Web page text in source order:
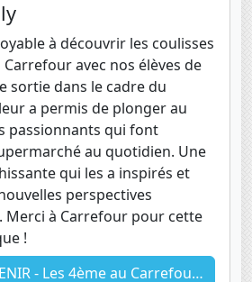
à découvrir les coulisses
avec nos élèves de
sortie dans le cadre du
a permis de plonger au
passionnants qui font
au quotidien. Une
qui les a inspirés et
perspectives
Merci à Carrefour pour cette
!
- Les 4ème au Carrefour Saly